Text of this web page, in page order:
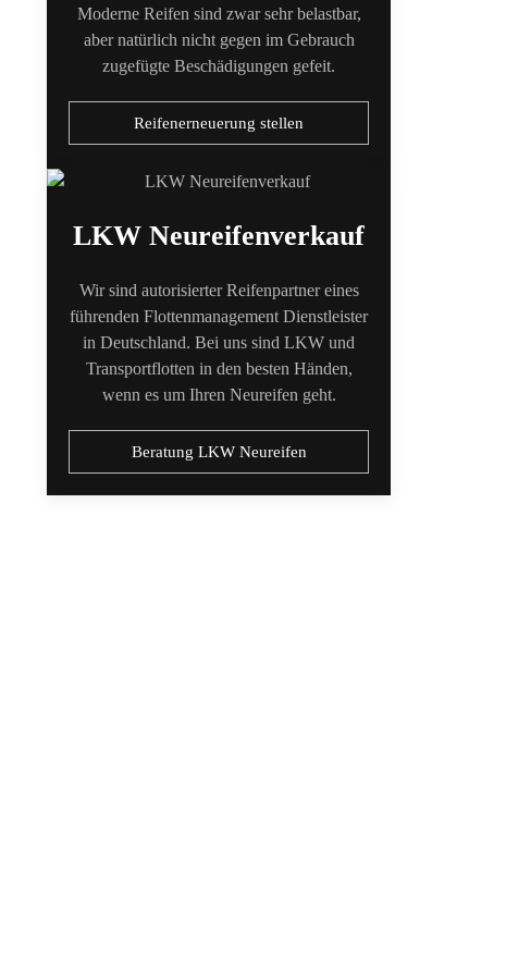
Moderne Reifen sind zwar sehr belastbar,
aber natürlich nicht gegen im Gebrauch
zugefügte Beschädigungen gefeit.
Reifenerneuerung stellen
LKW Neureifenverkauf
Wir sind autorisierter Reifenpartner eines
führenden Flottenmanagement Dienstleister
in Deutschland. Bei uns sind LKW und
Transportflotten in den besten Händen,
wenn es um Ihren Neureifen geht.
Beratung LKW Neureifen